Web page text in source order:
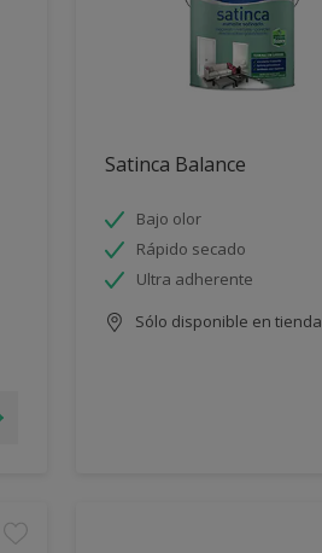
Satinca Balance
Bajo olor
Rápido secado
Ultra adherente
Sólo disponible en tienda